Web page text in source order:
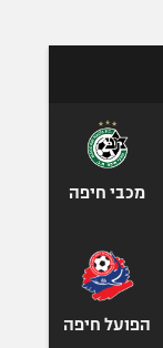
מכבי חיפה
הפועל חיפה